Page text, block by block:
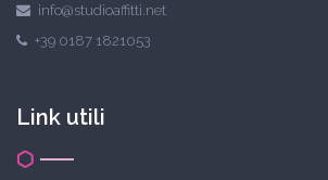
info@studioaffitti.net
+39 0187 1821053
Link utili